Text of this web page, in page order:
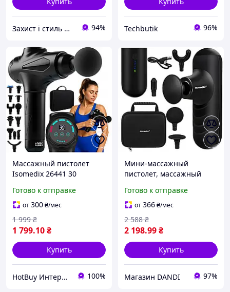
Захист і стиль — в одному магазині 94% Techbutik 96%
Массажный пистолет
Isomedix 26441 30
дисплей
Готово к отправке
от300₴/мес
1 799.10₴
1 999 ₴
Купить
HotBuy Интернет-магазин 100%
Мини-массажный
пистолет, массажный
режимов, аккумулятор
5000 мАч
Готово к отправке
от366₴/мес
2 198.99₴
2 588 ₴
Купить
Магазин DANDI 97%